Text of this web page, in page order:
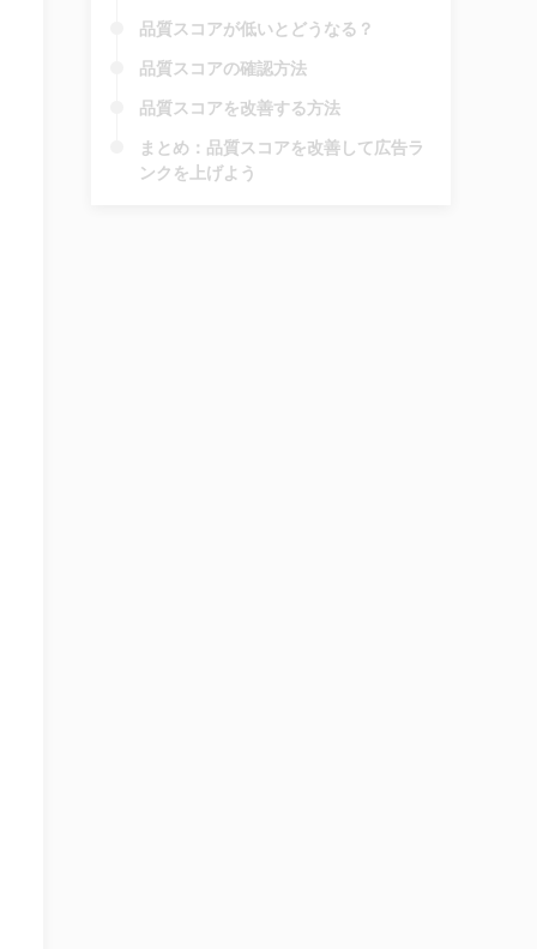
品質スコアが低いとどうなる？
品質スコアの確認方法
品質スコアを改善する方法
まとめ：品質スコアを改善して広告ラ
ンクを上げよう